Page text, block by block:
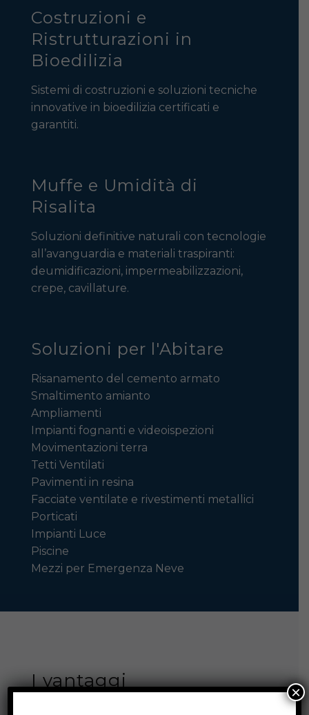
Costruzioni e
Ristrutturazioni in
Bioedilizia
Sistemi di costruzioni e soluzioni tecniche
innovative in bioedilizia certificati e
garantiti.
Muffe e Umidità di
Risalita
Soluzioni definitive naturali con tecnologie
all’avanguardia e materiali traspiranti:
deumidificazioni, impermeabilizzazioni,
crepe, cavillature.
Soluzioni per l'Abitare
Risanamento del cemento armato
Smaltimento amianto
Ampliamenti
Impianti fognanti e videoispezioni
Movimentazioni terra
Tetti Ventilati
Pavimenti in resina
Facciate ventilate e rivestimenti metallici
Porticati
Impianti Luce
Piscine
Mezzi per Emergenza Neve
I vantaggi
×